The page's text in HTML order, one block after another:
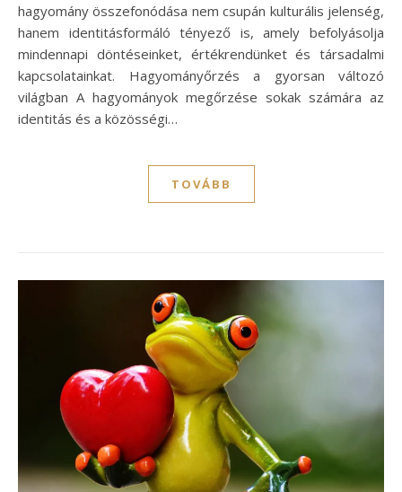
hagyomány összefonódása nem csupán kulturális jelenség,
hanem identitásformáló tényező is, amely befolyásolja
mindennapi döntéseinket, értékrendünket és társadalmi
kapcsolatainkat. Hagyományőrzés a gyorsan változó
világban A hagyományok megőrzése sokak számára az
identitás és a közösségi…
TOVÁBB